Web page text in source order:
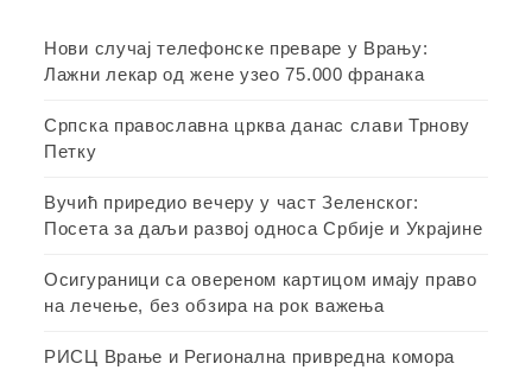
Нови случај телефонске преваре у Врању:
Лажни лекар од жене узео 75.000 франака
Српска православна црква данас слави Трнову
Петку
Вучић приредио вечеру у част Зеленског:
Посета за даљи развој односа Србије и Украјине
Осигураници са овереном картицом имају право
на лечење, без обзира на рок важења
РИСЦ Врање и Регионална привредна комора